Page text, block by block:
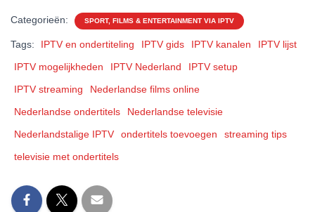
Categorieën: SPORT, FILMS & ENTERTAINMENT VIA IPTV
Tags: IPTV en ondertiteling IPTV gids IPTV kanalen
IPTV lijst
IPTV mogelijkheden
IPTV Nederland
IPTV setup
IPTV streaming
Nederlandse films online
Nederlandse ondertitels
Nederlandse televisie
Nederlandstalige IPTV
ondertitels toevoegen
streaming tips
televisie met ondertitels